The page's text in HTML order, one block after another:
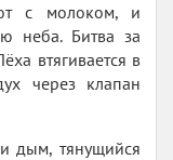
с молоком, и
неба. Битва за
втягивается в
через клапан
дым, тянущийся